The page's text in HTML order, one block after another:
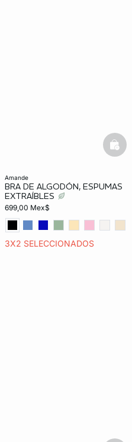
amande
BRA DE ALGODÓN, ESPUMAS
EXTRAÍBLES
699,00 Mex$
3X2 SELECCIONADOS